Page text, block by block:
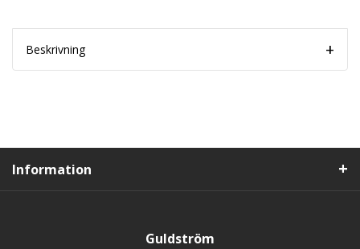
Beskrivning
Information
Guldström